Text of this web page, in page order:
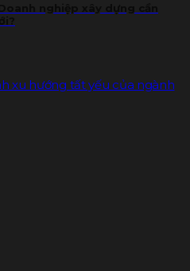
xu hướng tất yếu của ngành